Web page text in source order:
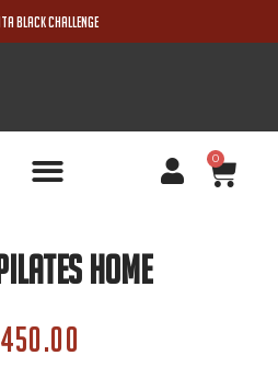
BLACK CHALLENGE
0
Home
450.00